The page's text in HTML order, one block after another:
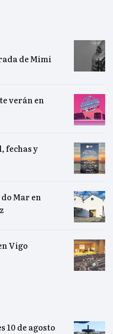
de Mimi
verán en
fechas y
Mar en
Vigo
10 de agosto